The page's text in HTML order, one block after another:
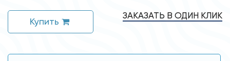
Купить
ЗАКАЗАТЬ В ОДИН КЛИК